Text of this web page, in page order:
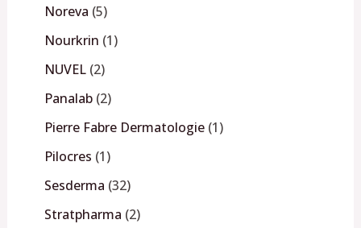
Noreva 5
Nourkrin 1
NUVEL 2
Panalab 2
Pierre Fabre Dermatologie 1
Pilocres 1
Sesderma 32
Stratpharma 2